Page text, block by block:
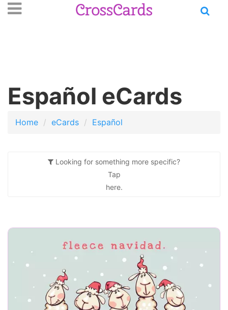
Open
Español eCards
Home eCards Español
Looking for something more specific?
Tap
here.